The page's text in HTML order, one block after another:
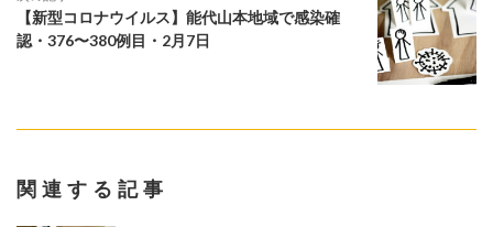
【新型コロナウイルス】能代山本地域で感染確
認・376〜380例目・2月7日
関連する記事